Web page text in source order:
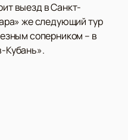
выезд в Санкт-
же следующий тур
соперником – в
Кубань».